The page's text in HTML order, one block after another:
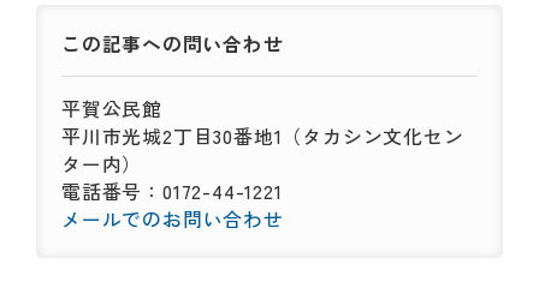
この記事への問い合わせ
平賀公民館
平川市光城2丁目30番地1（タカシン文化セン
ター内）
電話番号：0172-44-1221
メールでのお問い合わせ